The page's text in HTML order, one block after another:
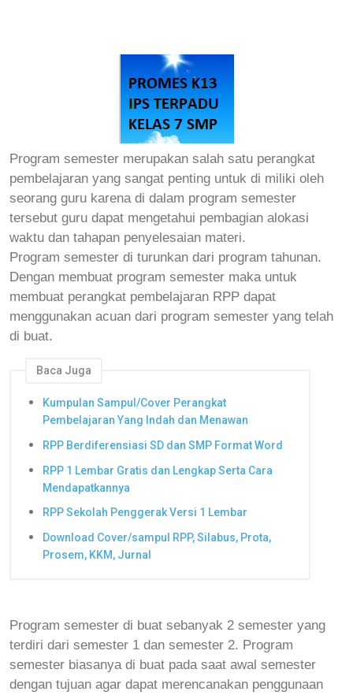
Program semester merupakan salah satu perangkat
pembelajaran yang sangat penting untuk di miliki oleh
seorang guru karena di dalam program semester
tersebut guru dapat mengetahui pembagian alokasi
waktu dan tahapan penyelesaian materi.
Program semester di turunkan dari program tahunan.
Dengan membuat program semester maka untuk
membuat perangkat pembelajaran RPP dapat
menggunakan acuan dari program semester yang telah
di buat.
Baca Juga
Kumpulan Sampul/Cover Perangkat
Pembelajaran Yang Indah dan Menawan
RPP Berdiferensiasi SD dan SMP Format Word
RPP 1 Lembar Gratis dan Lengkap Serta Cara
Mendapatkannya
RPP Sekolah Penggerak Versi 1 Lembar
Download Cover/sampul RPP, Silabus, Prota,
Prosem, KKM, Jurnal
Program semester di buat sebanyak 2 semester yang
terdiri dari semester 1 dan semester 2. Program
semester biasanya di buat pada saat awal semester
dengan tujuan agar dapat merencanakan penggunaan